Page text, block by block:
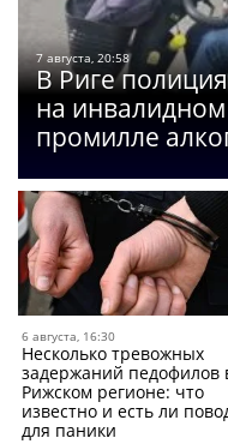
7 августа, 20:58
В Риге
на инвалидном
промилле
6 августа, 16:30
Несколько тревожных
задержаний педофилов
Рижском регионе: что
известно и есть ли
для паники